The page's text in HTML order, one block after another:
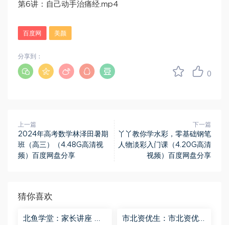
第6讲：自己动手治痛经.mp4
百度网 美颜
0
分享到：
上一篇
2024年高考数学林泽田暑期
班（高三）（4.48G高清视
频）百度网盘分享
下一篇
丫丫教你学水彩，零基础钢笔
人物淡彩入门课（4.20G高清
视频）百度网盘分享
猜你喜欢
北鱼学堂：家长讲座 百
市北资优生：市北资优